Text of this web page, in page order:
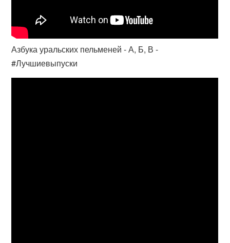
Азбука уральских пельменей - А, Б, В -
#Лучшиевыпуски